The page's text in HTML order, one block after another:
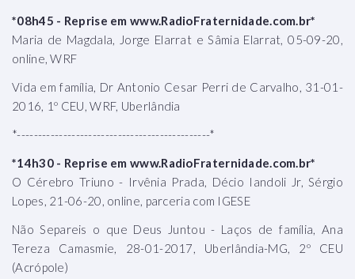
*08h45 - Reprise em www.RadioFraternidade.com.br*
Maria de Magdala, Jorge Elarrat e Sâmia Elarrat, 05-09-20,
online, WRF
Vida em família, Dr Antonio Cesar Perri de Carvalho, 31-01-
2016, 1º CEU, WRF, Uberlândia
*----------------------------------------------*
*14h30 - Reprise em www.RadioFraternidade.com.br*
O Cérebro Triuno - Irvênia Prada, Décio Iandoli Jr, Sérgio
Lopes, 21-06-20, online, parceria com IGESE
Não Separeis o que Deus Juntou - Laços de família, Ana
Tereza Camasmie, 28-01-2017, Uberlândia-MG, 2º CEU
(Acrópole)